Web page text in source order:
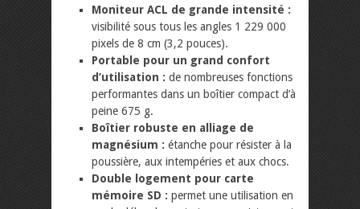
Moniteur ACL de grande intensité :
visibilité sous tous les angles 1 229 000
pixels de 8 cm (3,2 pouces).
Portable pour un grand confort
d’utilisation : de nombreuses fonctions
performantes dans un boîtier compact d’à
peine 675 g.
Boîtier robuste en alliage de
magnésium : étanche pour résister à la
poussière, aux intempéries et aux chocs.
Double logement pour carte
mémoire SD : permet une utilisation en